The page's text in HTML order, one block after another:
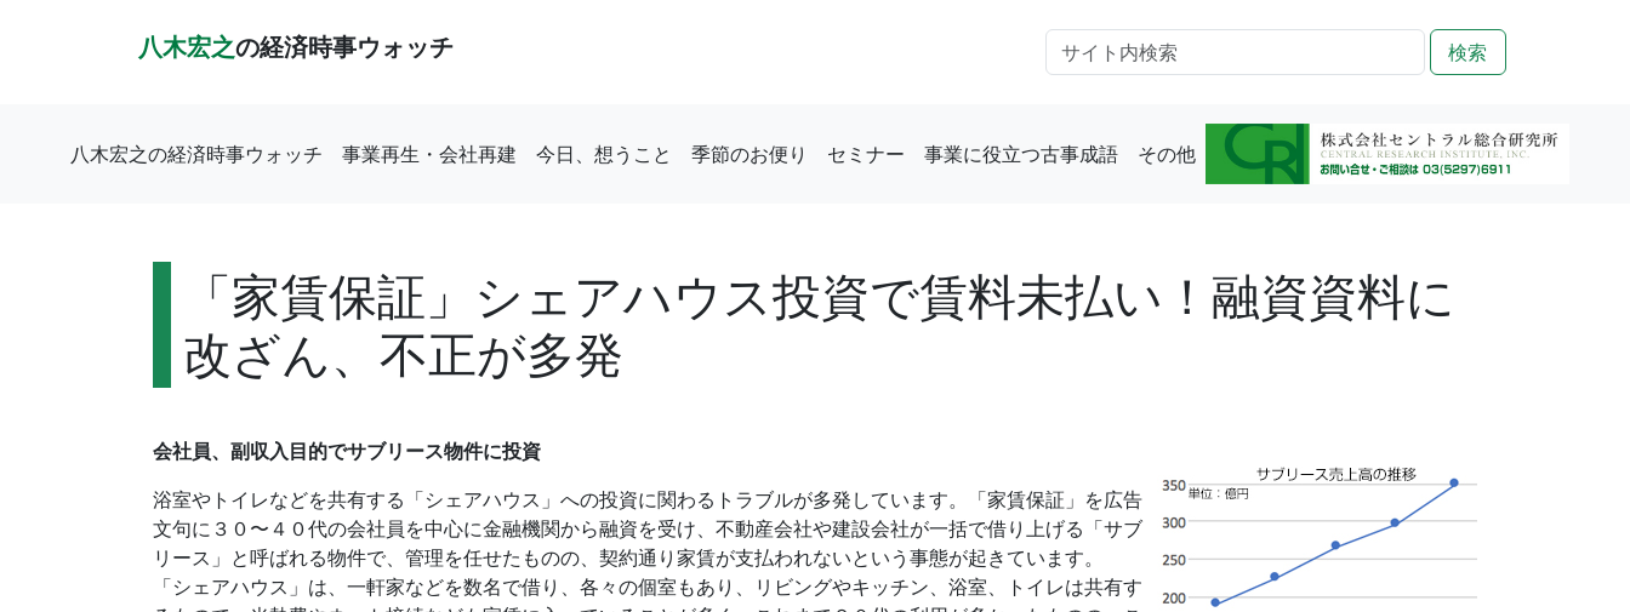
八木宏之の経済時事ウォッチ 検索
八木宏之の経済時事ウォッチ 事業再生・会社再建 今日、想うこと 季節のお便り セミナー 事業に役立つ古事成語 その他
「家賃保証」シェアハウス投資で賃料未払い！融資資料に
改ざん、不正が多発
会社員、副収入目的でサブリース物件に投資
浴室やトイレなどを共有する「シェアハウス」への投資に関わるトラブルが多発しています。「家賃保証」を広告
文句に３０〜４０代の会社員を中心に金融機関から融資を受け、不動産会社や建設会社が一括で借り上げる「サブ
リース」と呼ばれる物件で、管理を任せたものの、契約通り家賃が支払われないという事態が起きています。
「シェアハウス」は、一軒家などを数名で借り、各々の個室もあり、リビングやキッチン、浴室、トイレは共有す